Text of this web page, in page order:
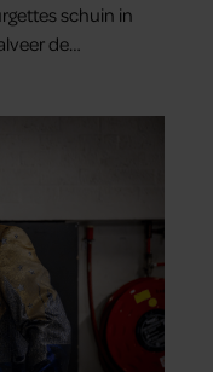
schuin in
de